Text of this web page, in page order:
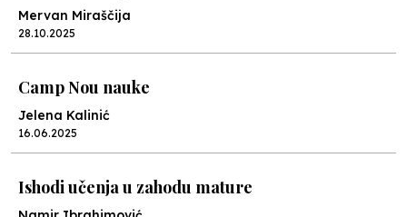
Mervan Miraščija
28.10.2025
Camp Nou nauke
Jelena Kalinić
16.06.2025
Ishodi učenja u zahodu mature